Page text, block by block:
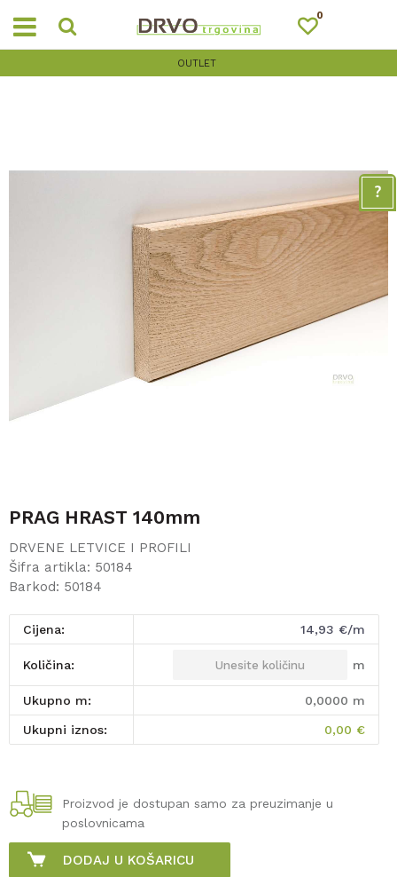
0
OUTLET
PRAG HRAST 140mm
DRVENE LETVICE I PROFILI
Šifra artikla: 50184
Barkod: 50184
Cijena: 14,93 €/m
Količina: m
Ukupno m: 0,0000 m
Ukupni iznos: 0,00 €
Proizvod je dostupan samo za preuzimanje u
poslovnicama
DODAJ U KOŠARICU